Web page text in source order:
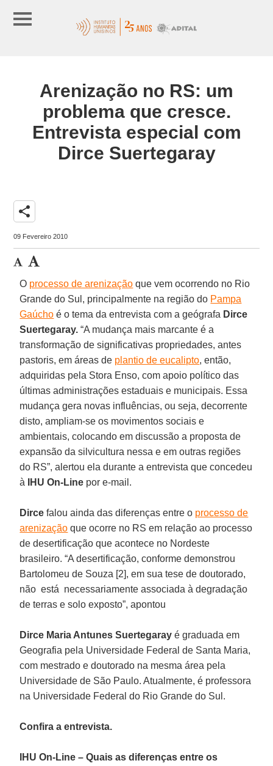
Arenização no RS: um
problema que cresce.
Entrevista especial com
Dirce Suertegaray
share
09 Fevereiro 2010
O processo de arenização que vem ocorrendo no Rio
Grande do Sul, principalmente na região do Pampa
Gaúcho é o tema da entrevista com a geógrafa Dirce
Suertegaray.“A mudança mais marcante é a
transformação de significativas propriedades, antes
pastoris, em áreas de plantio de eucalipto, então,
adquiridas pela Stora Enso, com apoio político das
últimas administrações estaduais e municipais. Essa
mudança gera novas influências, ou seja, decorrente
disto, ampliam-se os movimentos sociais e
ambientais, colocando em discussão a proposta de
expansão da silvicultura nessa e em outras regiões
do RS”, alertou ela durante a entrevista que concedeu
à
IHU On-Line por e-mail.
Dirce falou ainda das diferenças entre o processo de
arenização que ocorre no RS em relação ao processo
de desertificação que acontece no Nordeste
brasileiro. “A desertificação, conforme demonstrou
Bartolomeu de Souza [2], em sua tese de doutorado,
não está necessariamente associada à degradação
de terras e solo exposto”, apontou
Dirce Maria Antunes Suertegaray é graduada em
Geografia pela Universidade Federal de Santa Maria,
com mestrado e doutorado na mesma área pela
Universidade de São Paulo. Atualmente, é professora
na Universidade Federal do Rio Grande do Sul.
Confira a entrevista.
IHU On-Line – Quais as diferenças entre os